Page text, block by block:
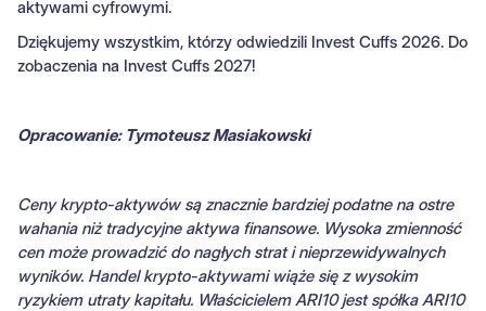
aktywami cyfrowymi.
Dziękujemy wszystkim, którzy odwiedzili Invest Cuffs 2026. Do
zobaczenia na Invest Cuffs 2027!
Opracowanie: Tymoteusz Masiakowski
Ceny krypto-aktywów są znacznie bardziej podatne na ostre
wahania niż tradycyjne aktywa finansowe. Wysoka zmienność
cen może prowadzić do nagłych strat i nieprzewidywalnych
wyników. Handel krypto-aktywami wiąże się z wysokim
ryzykiem utraty kapitału. Właścicielem ARI10 jest spółka ARI10